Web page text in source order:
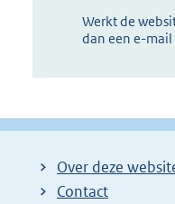
Werkt de
dan een e-mail
Over deze
Contact